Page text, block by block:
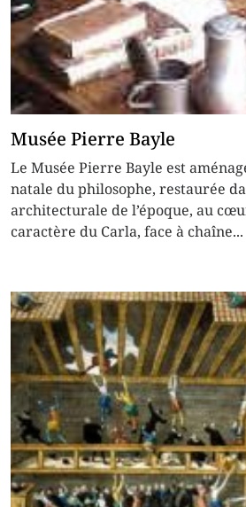
Musée Pierre Bayle
Le Musée Pierre Bayle est
natale du philosophe, restaurée
architecturale de l’époque, au
caractère du Carla, face à chaîne...